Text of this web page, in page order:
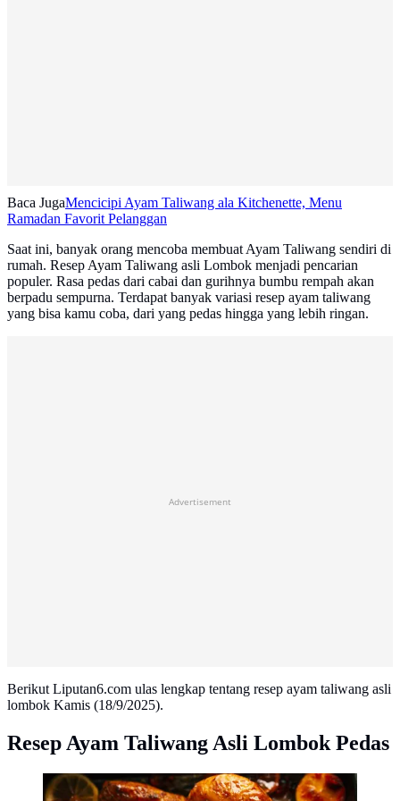
Baca JugaMencicipi Ayam Taliwang ala Kitchenette, Menu
Ramadan Favorit Pelanggan
Saat ini, banyak orang mencoba membuat Ayam Taliwang sendiri di
rumah. Resep Ayam Taliwang asli Lombok menjadi pencarian
populer. Rasa pedas dari cabai dan gurihnya bumbu rempah akan
berpadu sempurna. Terdapat banyak variasi resep ayam taliwang
yang bisa kamu coba, dari yang pedas hingga yang lebih ringan.
Advertisement
Berikut Liputan6.com ulas lengkap tentang resep ayam taliwang asli
lombok Kamis (18/9/2025).
Resep Ayam Taliwang Asli Lombok Pedas
Fase ini berlangsung dua minggu untuk mengurangi